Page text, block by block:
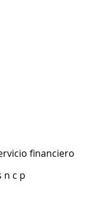
financiero
n c p